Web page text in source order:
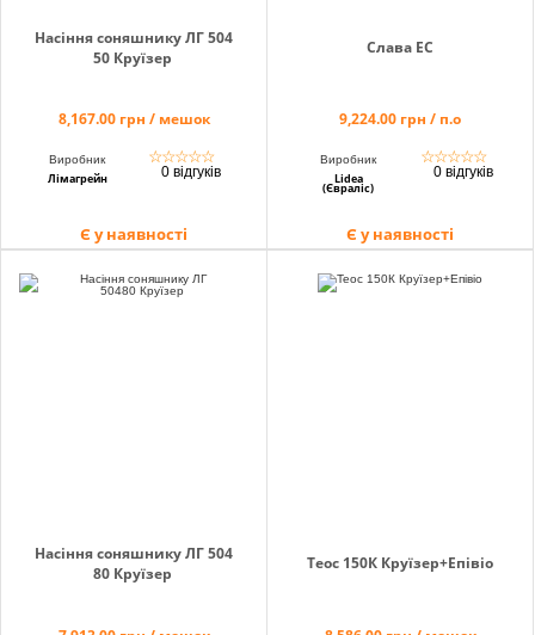
Насіння соняшнику ЛГ 504
50 Круїзер
8,167.00 грн / мешок
Виробник
Лімагрейн
☆☆☆☆☆
0 відгуків
Є у наявності
Слава ЕС
9,224.00 грн / п.о
Виробник
Lidea
(Євраліс)
☆☆☆☆☆
0 відгуків
Є у наявності
Насіння соняшнику ЛГ 504
80 Круїзер
Теос 150К Круїзер+Епівіо